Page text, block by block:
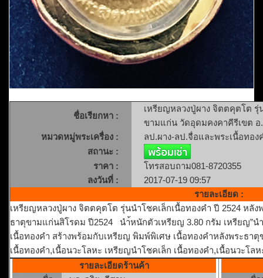
ชื่อเรียกหา :
เหรียญหลวงปู่ผาง จิตตคุตโต รุ่
ขามแก่น วัดอุดมคงคาคีรีเขต
หมวดหมู่พระเครื่อง :
ลป.ผาง-ลป.จื่อและพระเนื้อทอง
สถานะ :
ราคา :
โทรสอบถาม081-8720355
ลงวันที่ :
2017-07-19 09:57
รายละเอียด :
เหรียญหลวงปู่ผาง จิตตคุตโต รุ่นนำโชคเล็กเนื้อทองคำ ปี 2524 หลั
ธาตุขามแก่นสิโรดม ปี2524 นำ้หนักตัวเหรียญ 3.80 กรัม เหรียญ”
เนื้อทองคำ สร้างพร้อมกับเหรียญ พิมพ์พิเศษ เนื้อทองคำหลังพระธ
เนื้อทองคำ,เนื้อนวะโลหะ เหรียญนำโชคเล็ก เนื้อทองคำ,เนื้อนวะโ
รายละเอียดร้านค้า